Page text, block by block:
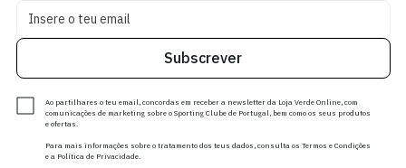
Subscrever
Ao partilhares o teu email, concordas em receber a newsletter da Loja Verde Online, com
comunicações de marketing sobre o Sporting Clube de Portugal, bem como os seus produtos
e ofertas.
Para mais informações sobre o tratamento dos teus dados, consulta os Termos e Condições
e a Política de Privacidade.